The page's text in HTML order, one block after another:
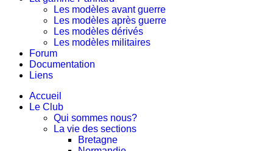
Les modèles avant guerre
Les modèles après guerre
Les modèles dérivés
Les modèles militaires
Forum
Documentation
Liens
Accueil
Le Club
Qui sommes nous?
La vie des sections
Bretagne